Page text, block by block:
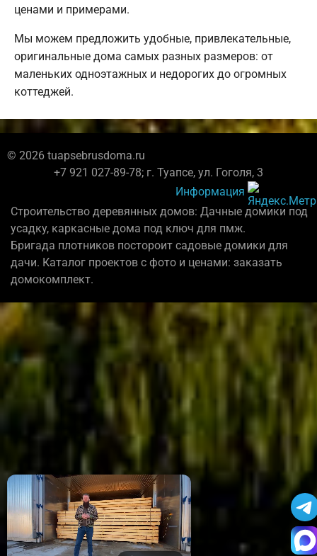
ценами и примерами.
Мы можем предложить удобные, привлекательные,
оригинальные дома самых разных размеров: от
маленьких одноэтажных и недорогих до огромных
коттеджей.
© 2026 tuapsebrusdoma.ru
+7 921 027-89-78; г. Туапсе, ул. Гоголя, 3
Информация
Строительство деревянных домов: Дачные домики под
усадку, каркасные дома под ключ для пмж.
Бригада плотников постороит садовые домики для
дачи. Каталог проектов с фото и ценами: заказать
домокомплект.